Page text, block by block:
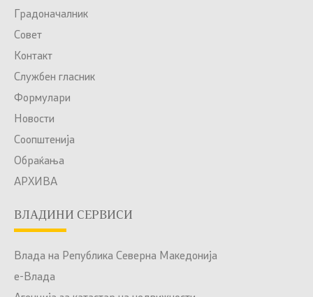
Градоначалник
Совет
Контакт
Службен гласник
Формулари
Новости
Соопштенија
Обраќања
АРХИВА
ВЛАДИНИ СЕРВИСИ
Влада на Република Северна Македонија
е-Влада